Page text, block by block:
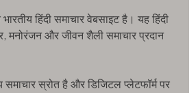
हिंदी समाचार वेबसाइट है। यह हिंदी
मनोरंजन और जीवन शैली समाचार प्रदान
समाचार स्रोत है और डिजिटल प्लेटफॉर्म पर